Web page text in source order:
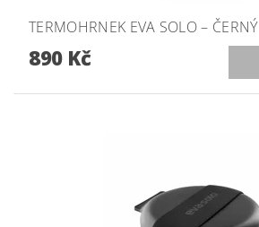
TERMOHRNEK EVA SOLO – ČERNÝ
890 Kč